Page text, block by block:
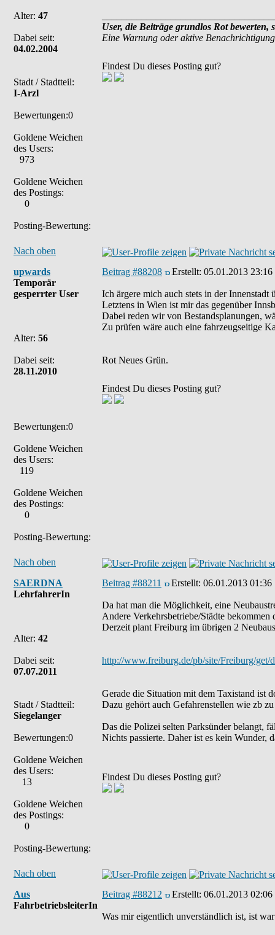
Alter: 47
Dabei seit:
04.02.2004
Stadt / Stadtteil:
I-Arzl
Bewertungen:0
Goldene Weichen
des Users:
973
Goldene Weichen
des Postings:
0
Posting-Bewertung:
User, die Beiträge grundlos Rot
Eine Warnung oder aktive
Findest Du dieses Posting gut?
Nach oben
upwards
Temporär
gesperrter User
Alter: 56
Dabei seit:
28.11.2010
Bewertungen:0
Goldene Weichen
des Users:
119
Goldene Weichen
des Postings:
0
Posting-Bewertung:
Beitrag #88208 Erstellt: 05.01.2013 23:16
Ich ärgere mich auch stets in der
Letztens in Wien ist mir das gegenüber
Dabei reden wir von Bestandsplanungen,
Zu prüfen wäre auch eine fahrzeugseitige
Rot Neues Grün.
Findest Du dieses Posting gut?
Nach oben
SAERDNA
LehrfahrerIn
Alter: 42
Dabei seit:
07.07.2011
Stadt / Stadtteil:
Siegelanger
Bewertungen:0
Goldene Weichen
des Users:
13
Goldene Weichen
des Postings:
0
Posting-Bewertung:
Beitrag #88211 Erstellt: 06.01.2013 01:36
Da hat man die Möglichkeit, eine
Andere Verkehrsbetriebe/Städte
Derzeit plant Freiburg im übrigen 2
http://www.freiburg.de/pb/site/Freiburg/get/
Gerade die Situation mit dem Taxistand ist
Dazu gehört auch Gefahrenstellen wie zb
Das die Polizei selten Parksünder belangt,
Nichts passierte. Daher ist es kein Wunder,
Findest Du dieses Posting gut?
Nach oben
Aus
FahrbetriebsleiterIn
Beitrag #88212 Erstellt: 06.01.2013 02:06
Was mir eigentlich unverständlich ist, ist